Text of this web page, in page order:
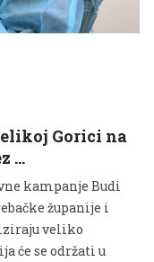
Gorici na
…
kampanje Budi
županije i
veliko
će se održati u